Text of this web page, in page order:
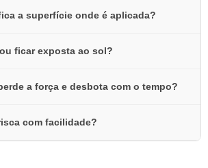
a superfície onde é aplicada?
ficar exposta ao sol?
a força e desbota com o tempo?
com facilidade?